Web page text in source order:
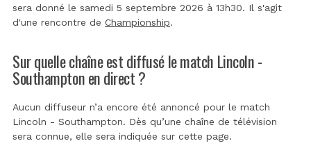
sera donné le samedi 5 septembre 2026 à 13h30. Il s'agit
d'une rencontre de Championship.
Sur quelle chaîne est diffusé le match Lincoln -
Southampton en direct ?
Aucun diffuseur n’a encore été annoncé pour le match
Lincoln - Southampton. Dès qu’une chaîne de télévision
sera connue, elle sera indiquée sur cette page.